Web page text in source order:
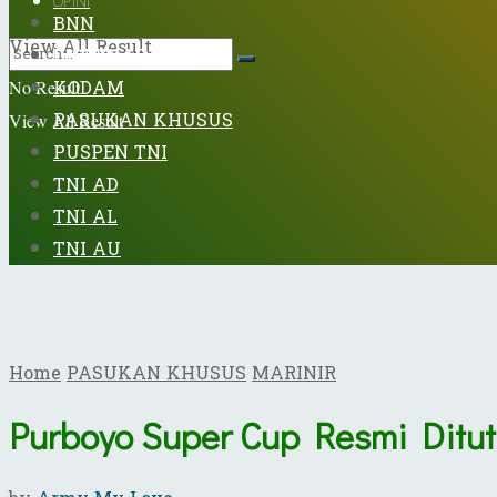
No Result
View All Result
View All Result
BNN
DISPENAD
KODAM
PASUKAN KHUSUS
PUSPEN TNI
TNI AD
TNI AL
TNI AU
HomePASUKAN KHUSUSMARINIR
Purboyo Super Cup Resmi